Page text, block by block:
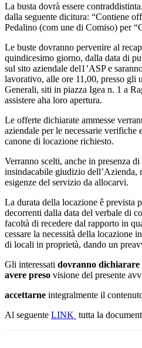
La busta dovrà essere contraddistinta,
dalla seguente dicitura: “Contiene
Pedalino (com une di Comiso) per
Le buste dovranno pervenire al
quindicesimo giorno, dalla data di
sul sito aziendale del1’ASP e
lavorativo, alle ore 11,00, presso
Generali, siti in piazza Igea n. 1 a
assistere aha loro apertura.
Le offerte dichiarate ammesse
aziendale per le necessarie verifiche
canone di locazione richiesto.
Verranno scelti, anche in presenza
insindacabile giudizio dell’Azienda,
esigenze del servizio da allocarvi.
La durata della locazione ê prevista
decorrenti dalla data del verbale di
facoltà di recedere dal rapporto in
cessare la necessità della locazione
di locali in proprietà, dando un
Gli interessati dovranno dichiarare
avere preso visione del presente
accettarne integralmente il
Al seguente LINK tutta la